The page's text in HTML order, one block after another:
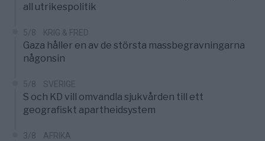
all utrikespolitik
5/8 KRIG & FRED
Gaza håller en av de största massbegravningarna
någonsin
5/8 SVERIGE
S och KD vill omvandla sjukvården till ett
geografiskt apartheidsystem
3/8 AFRIKA